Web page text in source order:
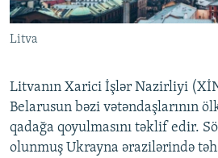
Litva
Litvanın Xarici İşlər Nazirliyi
Belarusun bəzi vətəndaşlarının
qadağa qoyulmasını təklif edir.
olunmuş Ukrayna ərazilərində